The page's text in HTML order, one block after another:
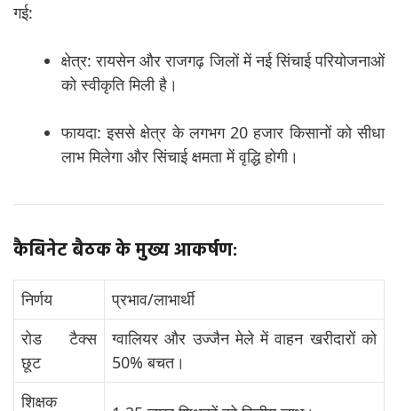
गई:
क्षेत्र: रायसेन और राजगढ़ जिलों में नई सिंचाई परियोजनाओं
को स्वीकृति मिली है।
फायदा: इससे क्षेत्र के लगभग 20 हजार किसानों को सीधा
लाभ मिलेगा और सिंचाई क्षमता में वृद्धि होगी।
कैबिनेट बैठक के मुख्य आकर्षण:
निर्णय
प्रभाव/लाभार्थी
रोड टैक्स
छूट
ग्वालियर और उज्जैन मेले में वाहन खरीदारों को
50% बचत।
शिक्षक